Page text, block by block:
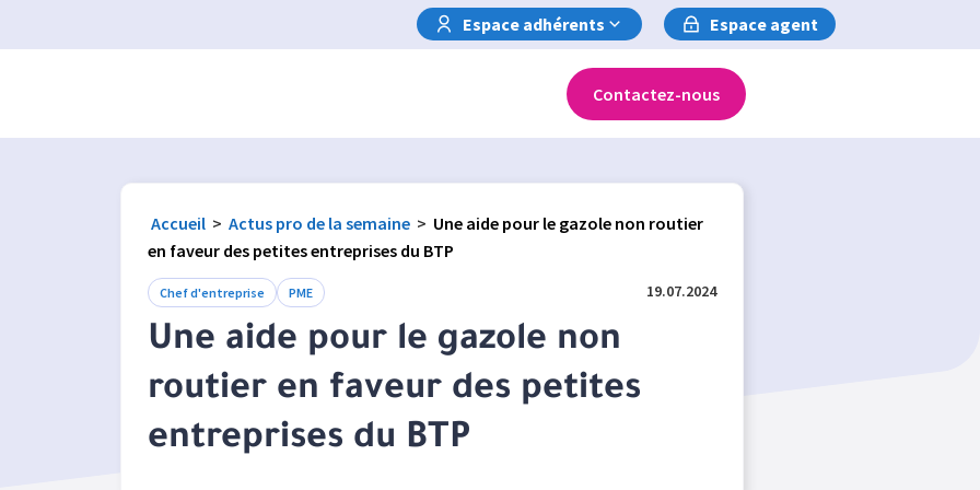
Espace adhérents
Espace agent
Contactez-nous
Accueil > Actus pro de la semaine > Une aide pour le gazole non routier
en faveur des petites entreprises du BTP
Chef d'entreprise PME 19.07.2024
Une aide pour le gazole non
routier en faveur des petites
entreprises du BTP